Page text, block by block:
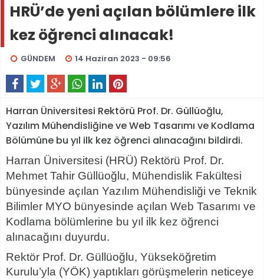
HRÜ’de yeni açılan bölümlere ilk
kez öğrenci alınacak!
GÜNDEM 14 Haziran 2023 - 09:56
Harran Üniversitesi Rektörü Prof. Dr. Güllüoğlu,
Yazılım Mühendisliğine ve Web Tasarımı ve Kodlama
Bölümüne bu yıl ilk kez öğrenci alınacağını bildirdi.
Harran Üniversitesi (HRÜ) Rektörü Prof. Dr.
Mehmet Tahir Güllüoğlu, Mühendislik Fakültesi
bünyesinde açılan Yazılım Mühendisliği ve Teknik
Bilimler MYO bünyesinde açılan Web Tasarımı ve
Kodlama bölümlerine bu yıl ilk kez öğrenci
alınacağını duyurdu.
Rektör Prof. Dr. Güllüoğlu, Yükseköğretim
Kurulu’yla (YÖK) yaptıkları görüşmelerin neticeye